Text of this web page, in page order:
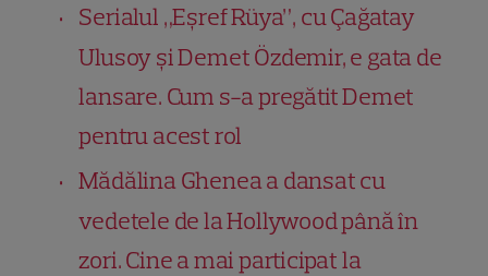
Serialul „Eşref Rüya”, cu Çağatay
Ulusoy și Demet Özdemir, e gata de
lansare. Cum s-a pregătit Demet
pentru acest rol
Mădălina Ghenea a dansat cu
vedetele de la Hollywood până în
zori. Cine a mai participat la